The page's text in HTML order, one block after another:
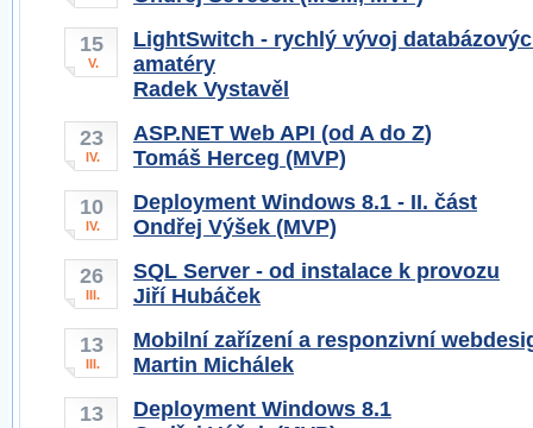
15
V.
LightSwitch - rychlý vývoj
amatéry
Radek Vystavěl
23
IV.
ASP.NET Web API (od A do Z)
Tomáš Herceg (MVP)
10
IV.
Deployment Windows 8.1 - II. část
Ondřej Výšek (MVP)
26
III.
SQL Server - od instalace k provozu
Jiří Hubáček
13
III.
Mobilní zařízení a responzivní
Martin Michálek
13
Deployment Windows 8.1